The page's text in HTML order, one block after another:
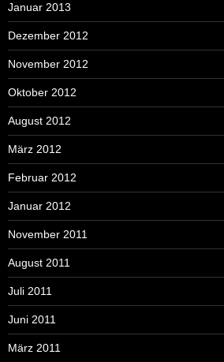
Januar 2013
Dezember 2012
November 2012
Oktober 2012
August 2012
März 2012
Februar 2012
Januar 2012
November 2011
August 2011
Juli 2011
Juni 2011
März 2011